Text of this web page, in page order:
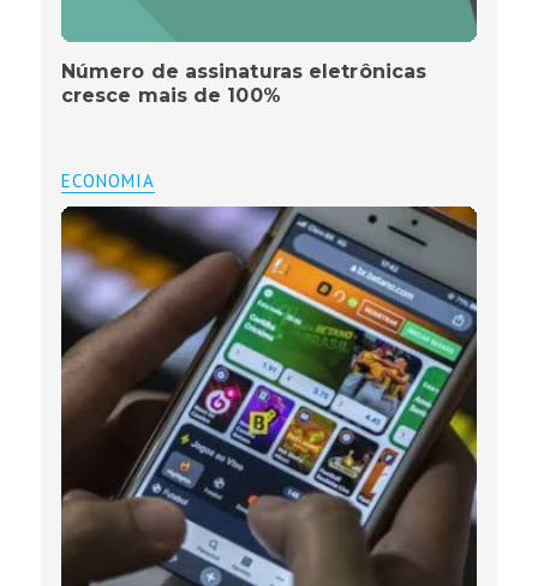
Número de assinaturas eletrônicas
cresce mais de 100%
ECONOMIA